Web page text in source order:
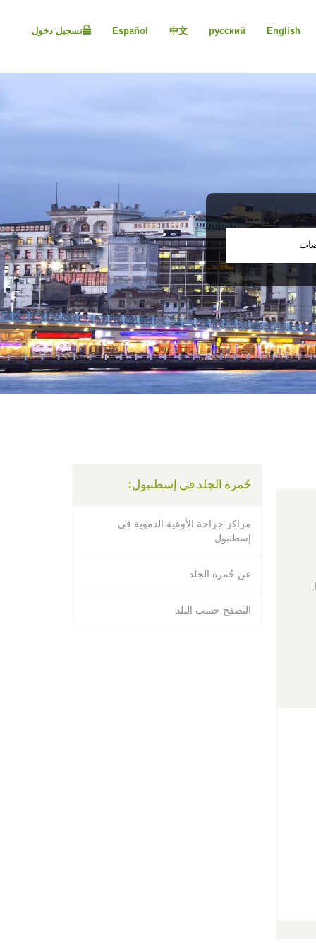
people
with
visual
disabilities
who
are
using
a
screen
reader;
Press
Control-
English
русский
中文
Español تسجيل دخول
حُمرة الجلد في إسطنبول:
مراكز جراحة الأوعية الدموية في
إسطنبول
عن حُمرة الجلد
التصفح حسب البلد